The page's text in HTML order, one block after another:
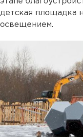
детская площадка
освещением.